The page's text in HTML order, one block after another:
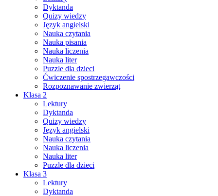
Dyktanda
Quizy wiedzy
Język angielski
Nauka czytania
Nauka pisania
Nauka liczenia
Nauka liter
Puzzle dla dzieci
Ćwiczenie spostrzegawczości
Rozpoznawanie zwierząt
Klasa 2
Lektury
Dyktanda
Quizy wiedzy
Język angielski
Nauka czytania
Nauka liczenia
Nauka liter
Puzzle dla dzieci
Klasa 3
Lektury
Dyktanda